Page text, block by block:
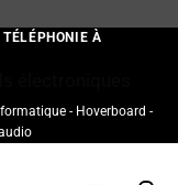
À
- Hoverboard -